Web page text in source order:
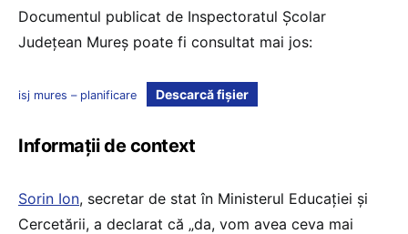
Documentul publicat de Inspectoratul Școlar
Județean Mureș poate fi consultat mai jos:
isj mures – planificare Descarcă fișier
Informații de context
Sorin Ion, secretar de stat în Ministerul Educației și
Cercetării, a declarat că „da, vom avea ceva mai